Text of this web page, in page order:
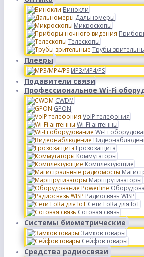
Бинокли
Дальномеры
Микроскопы
Телескопы
Трубы
Плееры
MP3/MP4/PS
Подавители связи
Профессиональное Wi-Fi
CWDM
GPON
VoIP телефония
Wi-Fi антенны
Wi-Fi
Грозозащита
Коммутаторы
Комплектующие
Маршрутизаторы
Радиосвязь WISP
Сети LoRa для IoT
Сотовая связь
Системы биометрические
Замков товары
Сейфов товары
Средства радиосвязи